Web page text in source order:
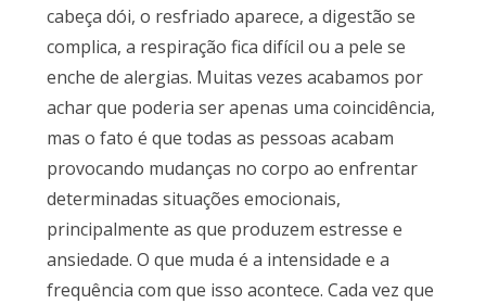
cabeça dói, o resfriado aparece, a digestão se
complica, a respiração fica difícil ou a pele se
enche de alergias. Muitas vezes acabamos por
achar que poderia ser apenas uma coincidência,
mas o fato é que todas as pessoas acabam
provocando mudanças no corpo ao enfrentar
determinadas situações emocionais,
principalmente as que produzem estresse e
ansiedade. O que muda é a intensidade e a
frequência com que isso acontece. Cada vez que